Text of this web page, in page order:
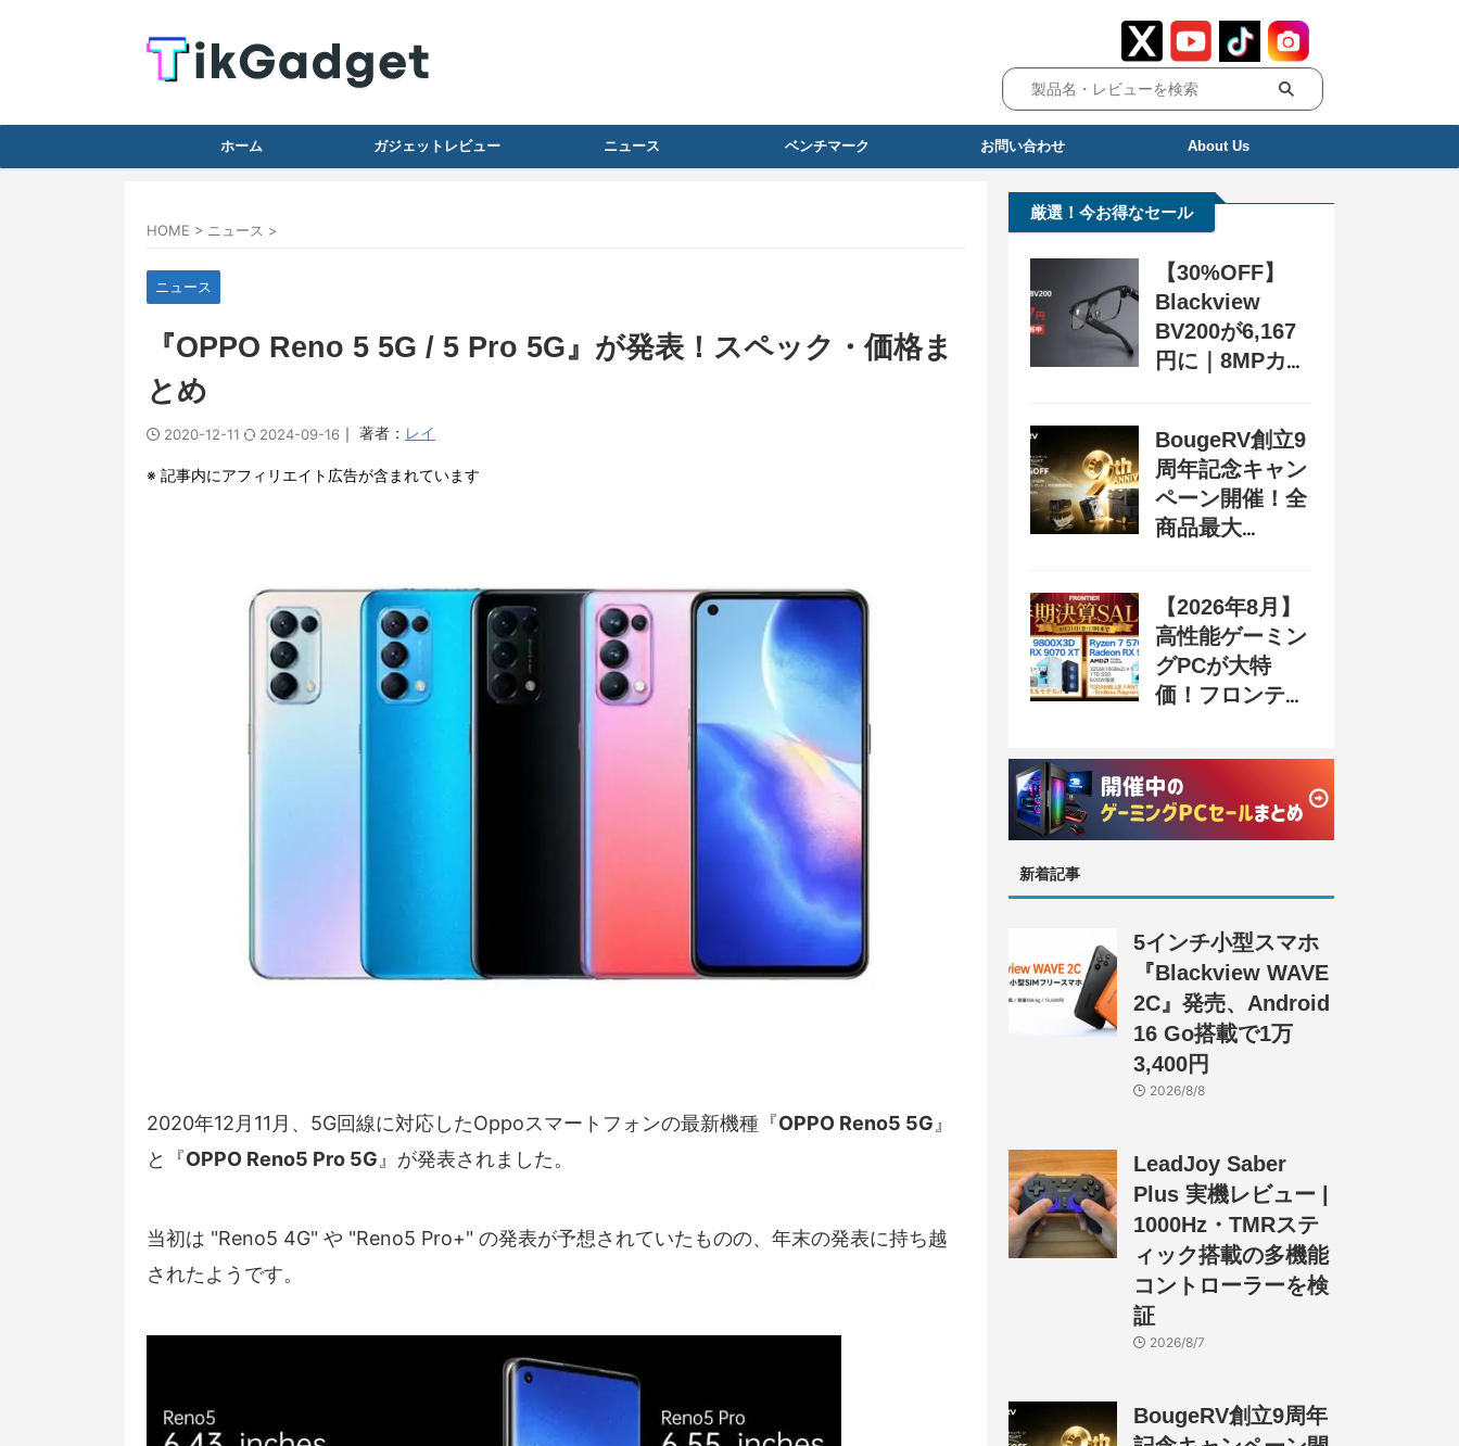
ホーム ガジェットレビュー ニュース ベンチマーク お問い合わせ About Us
HOME > ニュース >
ニュース
『OPPO Reno 5 5G / 5 Pro 5G』が発表！スペック・価格ま
とめ
2020-12-11 2024-09-16 ｜ 著者： レイ
※ 記事内にアフィリエイト広告が含まれています
2020年12月11月、5G回線に対応したOppoスマートフォンの最新機種『OPPO Reno5 5G 』
と『OPPO Reno5 Pro 5G 』が発表されました。
当初は "Reno5 4G" や "Reno5 Pro+" の発表が予想されていたものの、年末の発表に持ち越
されたようです。
厳選！今お得なセール
【30%OFF】
Blackview
BV200が6,167
円に｜8MPカメ
ン配布中
BougeRV創立9
周年記念キャン
ペーン開催！全
商品最大
31日まで
【2026年8月】
高性能ゲーミン
グPCが大特
価！フロンティ
SALE 奥義』開
催、セール情報
まとめ
新着記事
5インチ小型スマホ
『Blackview WAVE
2C』発売、Android
16 Go搭載で1万
3,400円
2026/8/8
LeadJoy Saber
Plus 実機レビュー |
1000Hz・TMRステ
ィック搭載の多機能
コントローラーを検
証
2026/8/7
BougeRV創立9周年